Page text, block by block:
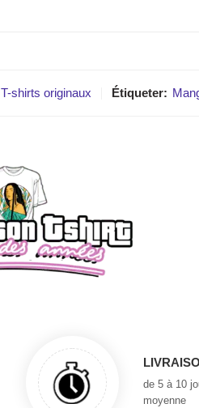
T-shirts originaux Étiqueter:
de 5 à 10
moyenne